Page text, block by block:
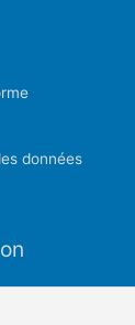
données